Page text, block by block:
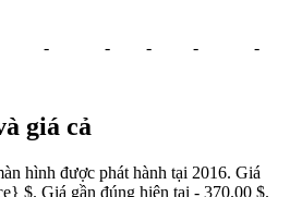
- - - - -
giá cả
hình được phát hành tại 2016. Giá
$. Giá gần đúng hiện tại - 370.00 $.